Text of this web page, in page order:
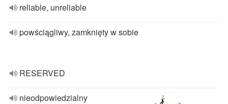
reliable, unreliable
powściągliwy, zamknięty w sobie
RESERVED
nieodpowiedzialny